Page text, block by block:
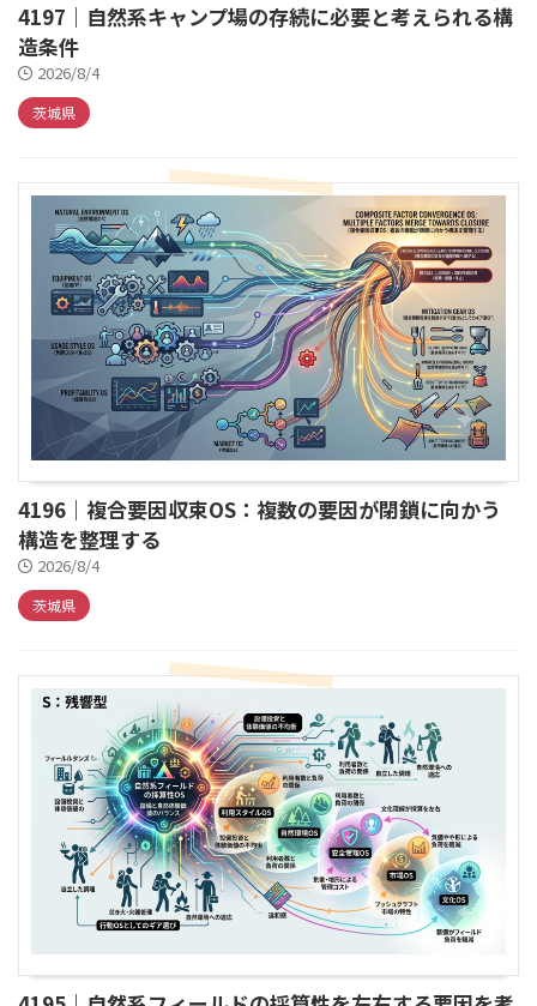
4197｜自然系キャンプ場の存続に必要と考えられる構
造条件
2026/8/4
茨城県
4196｜複合要因収束OS：複数の要因が閉鎖に向かう
構造を整理する
2026/8/4
茨城県